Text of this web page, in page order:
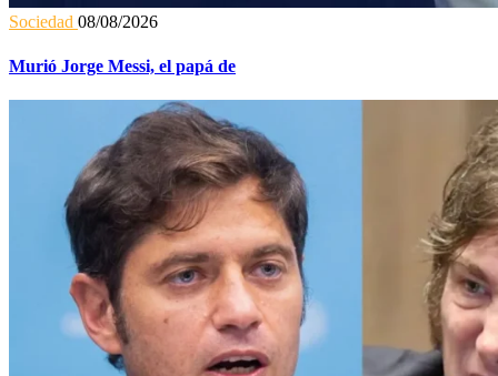
Sociedad 08/08/2026
Murió Jorge Messi, el papá de